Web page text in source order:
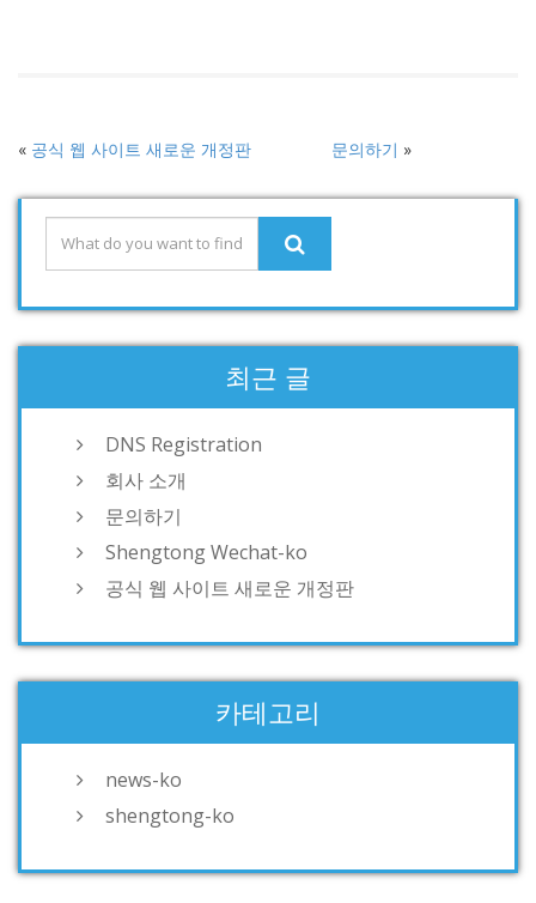
« 공식 웹 사이트 새로운 개정판 문의하기 »
최근 글
DNS Registration
회사 소개
문의하기
Shengtong Wechat-ko
공식 웹 사이트 새로운 개정판
카테고리
news-ko
shengtong-ko